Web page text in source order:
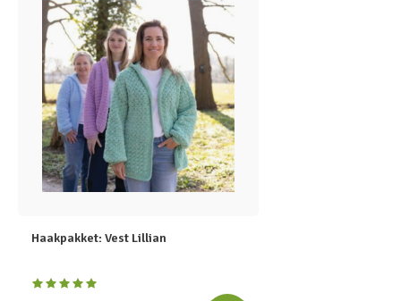
Haakpakket: Vest Lillian